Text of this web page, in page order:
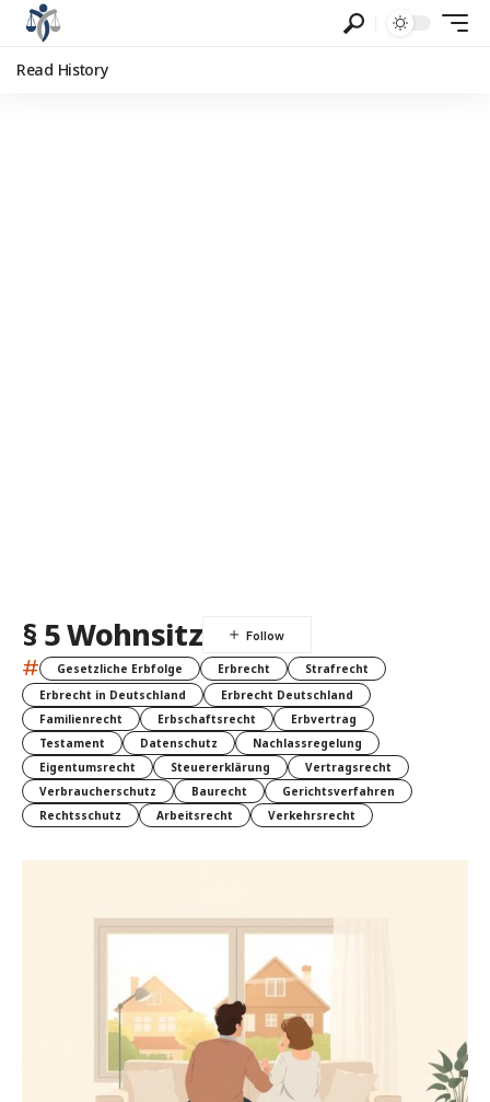
Read History
§ 5 Wohnsitz
# Gesetzliche Erbfolge Erbrecht
Strafrecht
Erbrecht in Deutschland
Erbrecht Deutschland
Familienrecht
Erbschaftsrecht
Erbvertrag
Testament
Datenschutz
Nachlassregelung
Eigentumsrecht
Steuererklärung
Vertragsrecht
Verbraucherschutz
Baurecht
Gerichtsverfahren
Rechtsschutz
Arbeitsrecht Verkehrsrecht